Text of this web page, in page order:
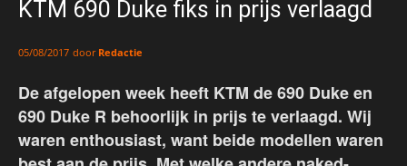
KTM 690 Duke fiks in prijs verlaagd
05/08/2017 door Redactie
De afgelopen week heeft KTM de 690 Duke en
690 Duke R behoorlijk in prijs te verlaagd. Wij
waren enthousiast, want beide modellen waren